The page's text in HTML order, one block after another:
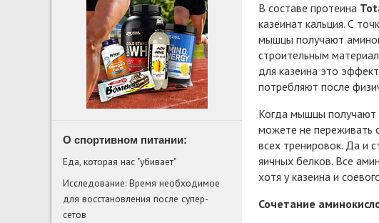
В составе протеина
казеинат кальция. С
мышцы получают
строительным
для казеина это
потребляют после
Когда мышцы получают
можете не переживать
всех тренировок. Да и
яичных белков. Все
хотя у казеина и
Сочетание
О спортивном питании:
Еда, которая нас "убивает"
Исследование: Время необходимое
для восстановления после супер-
сетов